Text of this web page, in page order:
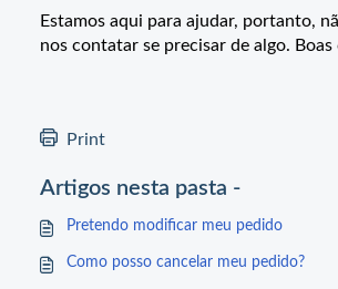
Estamos aqui para ajudar, portanto,
nos contatar se precisar de algo. Boas
Print
Artigos nesta pasta -
Pretendo modificar meu pedido
Como posso cancelar meu pedido?